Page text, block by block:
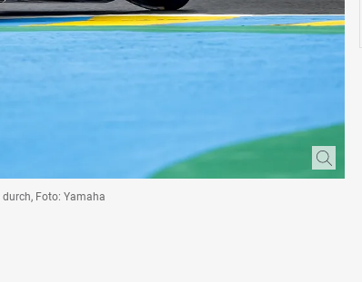
Foto: Yamaha